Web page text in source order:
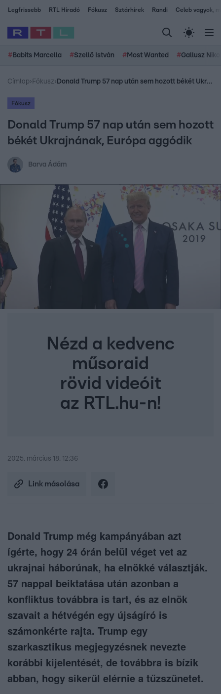
Legfrissebb RTL Híradó Fókusz Sztárhírek Randi Celeb vagyok,
# Babits Marcella #Szellő István # Most Wanted #Gallusz
Címlap› Fókusz› Donald Trump 57 nap után sem hozott békét Ukrajnának, Európa aggódik
Fókusz
Donald Trump 57 nap után sem hozott
békét Ukrajnának, Európa aggódik
Barva Ádám
Nézd a kedvenc
műsoraid
rövid videóit
az RTL.hu-n!
2025. március 18. 12:36
Link másolása
Donald Trump még kampányában azt
ígérte, hogy 24 órán belül véget vet az
ukrajnai háborúnak, ha elnökké választják.
57 nappal beiktatása után azonban a
konfliktus továbbra is tart, és az elnök
szavait a hétvégén egy újságíró is
számonkérte rajta. Trump egy
szarkasztikus megjegyzésnek nevezte
korábbi kijelentését, de továbbra is bízik
abban, hogy sikerül elérnie a tűzszünetet.